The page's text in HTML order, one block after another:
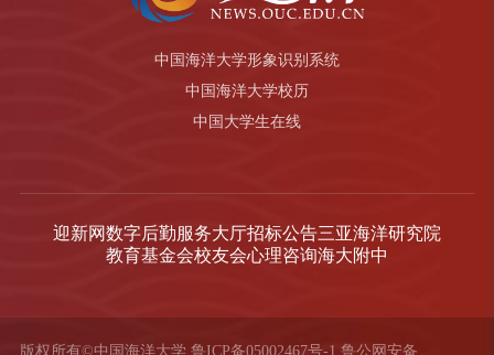
中国海洋大学形象识别系统
中国海洋大学校历
中国大学生在线
迎新网数字后勤服务大厅招标公告三亚海洋研究院
教育基金会校友会心理咨询海大附中
版权所有©中国海洋大学 鲁ICP备05002467号-1 鲁公网安备